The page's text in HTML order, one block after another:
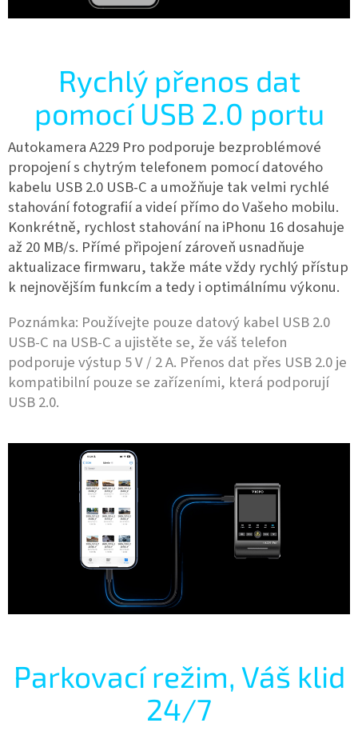
Rychlý přenos dat
pomocí USB 2.0 portu
Autokamera A229 Pro podporuje bezproblémové
propojení s chytrým telefonem pomocí datového
kabelu USB 2.0 USB-C a umožňuje tak velmi rychlé
stahování fotografií a videí přímo do Vašeho mobilu.
Konkrétně, rychlost stahování na iPhonu 16 dosahuje
až 20 MB/s. Přímé připojení zároveň usnadňuje
aktualizace firmwaru, takže máte vždy rychlý přístup
k nejnovějším funkcím a tedy i optimálnímu výkonu.
Poznámka: Používejte pouze datový kabel USB 2.0
USB-C na USB-C a ujistěte se, že váš telefon
podporuje výstup 5 V / 2 A. Přenos dat přes USB 2.0 je
kompatibilní pouze se zařízeními, která podporují
USB 2.0.
Parkovací režim, Váš klid
24/7